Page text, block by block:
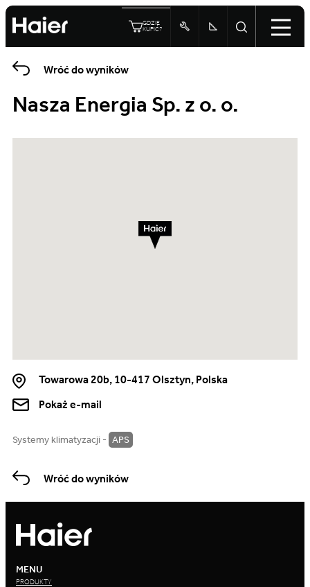
GDZIE
KUPIĆ?
Wróć do wyników
Nasza Energia Sp. z o. o.
Towarowa 20b, 10-417 Olsztyn, Polska
Pokaż e-mail
Systemy klimatyzacji - APS
Wróć do wyników
MENU
PRODUKTY